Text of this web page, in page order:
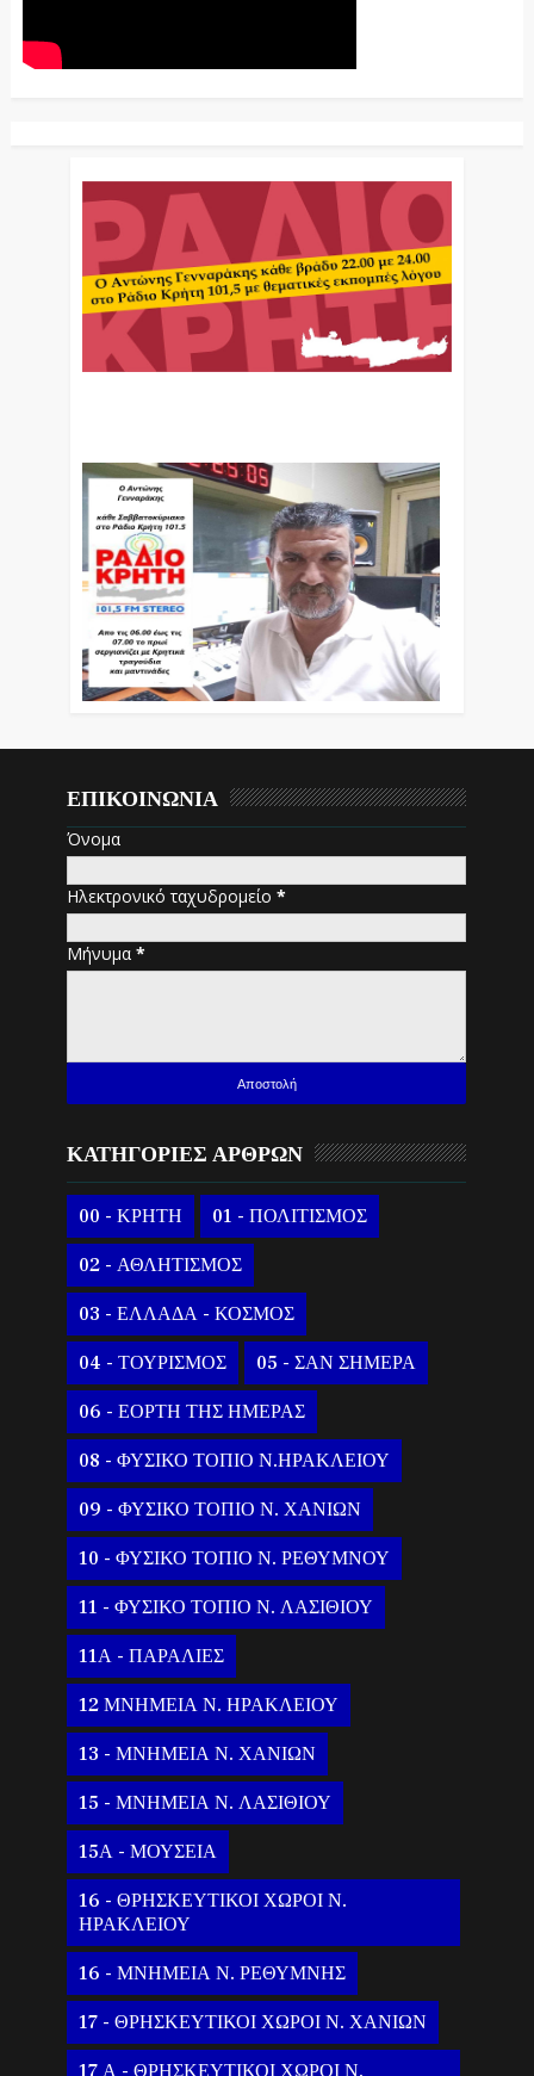
ΕΠΙΚΟΙΝΩΝΙΑ
Όνομα
Ηλεκτρονικό ταχυδρομείο*
Μήνυμα*
ΚΑΤΗΓΟΡΙΕΣ ΑΡΘΡΩΝ
00 - ΚΡΗΤΗ 01 - ΠΟΛΙΤΙΣΜΟΣ
02 - ΑΘΛΗΤΙΣΜΟΣ
03 - ΕΛΛΑΔΑ - ΚΟΣΜΟΣ
04 - ΤΟΥΡΙΣΜΟΣ 05 - ΣΑΝ ΣΗΜΕΡΑ
06 - ΕΟΡΤΗ ΤΗΣ ΗΜΕΡΑΣ
08 - ΦΥΣΙΚΟ ΤΟΠΙΟ Ν.ΗΡΑΚΛΕΙΟΥ
09 - ΦΥΣΙΚΟ ΤΟΠΙΟ Ν. ΧΑΝΙΩΝ
10 - ΦΥΣΙΚΟ ΤΟΠΙΟ Ν. ΡΕΘΥΜΝΟΥ
11 - ΦΥΣΙΚΟ ΤΟΠΙΟ Ν. ΛΑΣΙΘΙΟΥ
11Α - ΠΑΡΑΛΙΕΣ
12 ΜΝΗΜΕΙΑ Ν. ΗΡΑΚΛΕΙΟΥ
13 - ΜΝΗΜΕΙΑ Ν. ΧΑΝΙΩΝ
15 - ΜΝΗΜΕΙΑ Ν. ΛΑΣΙΘΙΟΥ
15Α - ΜΟΥΣΕΙΑ
16 - ΘΡΗΣΚΕΥΤΙΚΟΙ ΧΩΡΟΙ Ν.
ΗΡΑΚΛΕΙΟΥ
16 - ΜΝΗΜΕΙΑ Ν. ΡΕΘΥΜΝΗΣ
17 - ΘΡΗΣΚΕΥΤΙΚΟΙ ΧΩΡΟΙ Ν. ΧΑΝΙΩΝ